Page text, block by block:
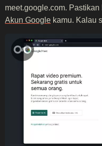
meet.google.com.
Akun Google kamu. Kalau